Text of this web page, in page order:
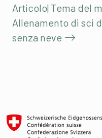
Articolo| Tema del
Allenamento di sci
senza neve